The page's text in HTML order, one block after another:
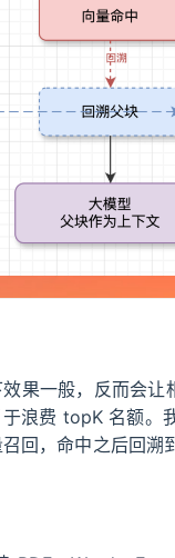
果一般，反而会让
浪费 topK 名额。
回，命中之后回溯